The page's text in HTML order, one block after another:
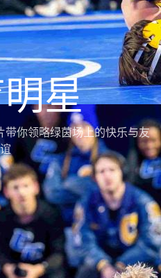
星
带你领略绿茵场上的快乐与友
谊